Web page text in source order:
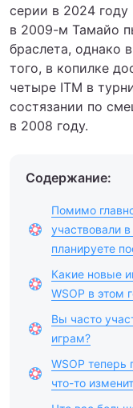
серии в 2024
в 2009-м Тамайо
браслета, однако
того, в копилке
четыре ITM в
состязании по
в 2008 году.
Содержание:
Помимо
участвовали
планируете
Какие новые
WSOP в этом
Вы часто
играм?
WSOP теперь
что-то